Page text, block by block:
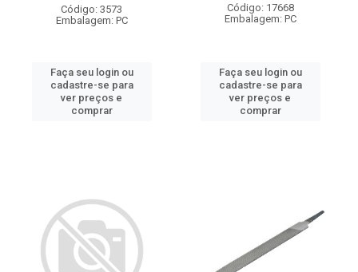
Código: 3573
Embalagem: PC
Faça seu login ou
cadastre-se para
ver preços e
comprar
Código: 17668
Embalagem: PC
Faça seu login ou
cadastre-se para
ver preços e
comprar